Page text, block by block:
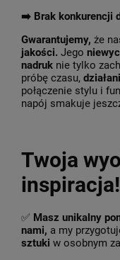
➡️ Brak konkurencji
Gwarantujemy, że
jakości. Jego
nadruk nie tylko
próbę czasu,
połączenie stylu i
napój smakuje
Twoja
inspiracja!
✅ Masz unikalny
nami, a my
sztuki w osobnym